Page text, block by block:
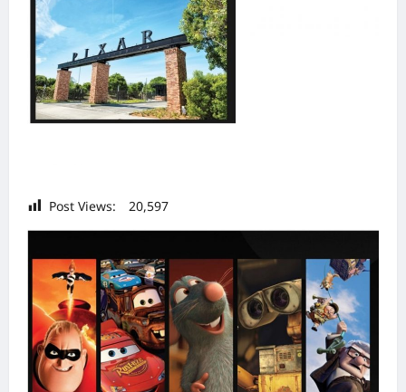
Post Views: 20,597